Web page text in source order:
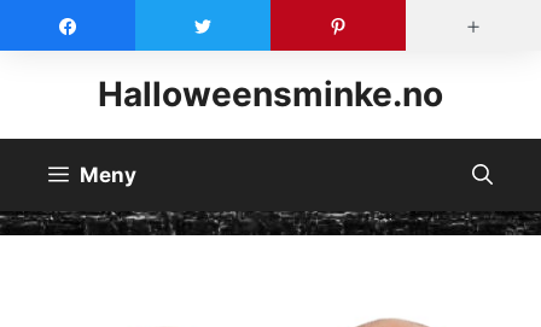
Halloweensminke.no
Meny